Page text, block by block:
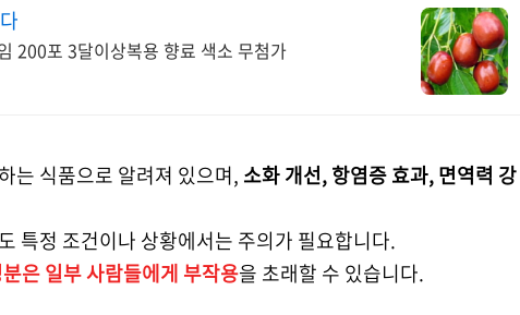
200포 3달이상복용 향료 색소 무첨가
는 식품으로 알려져 있으며, 소화 개선, 항염증 효과, 면역력 강
특정 조건이나 상황에서는 주의가 필요합니다.
은 일부 사람들에게 부작용을 초래할 수 있습니다.